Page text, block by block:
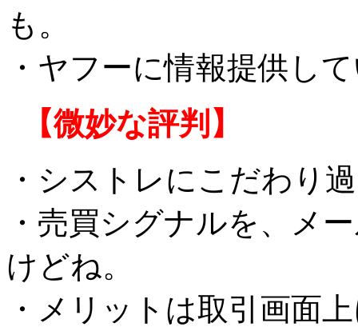
も。
・ヤフーに情報提供し
【微妙な評判】
・シストレにこだわり
・売買シグナルを、メ
けどね。
・メリットは取引画面